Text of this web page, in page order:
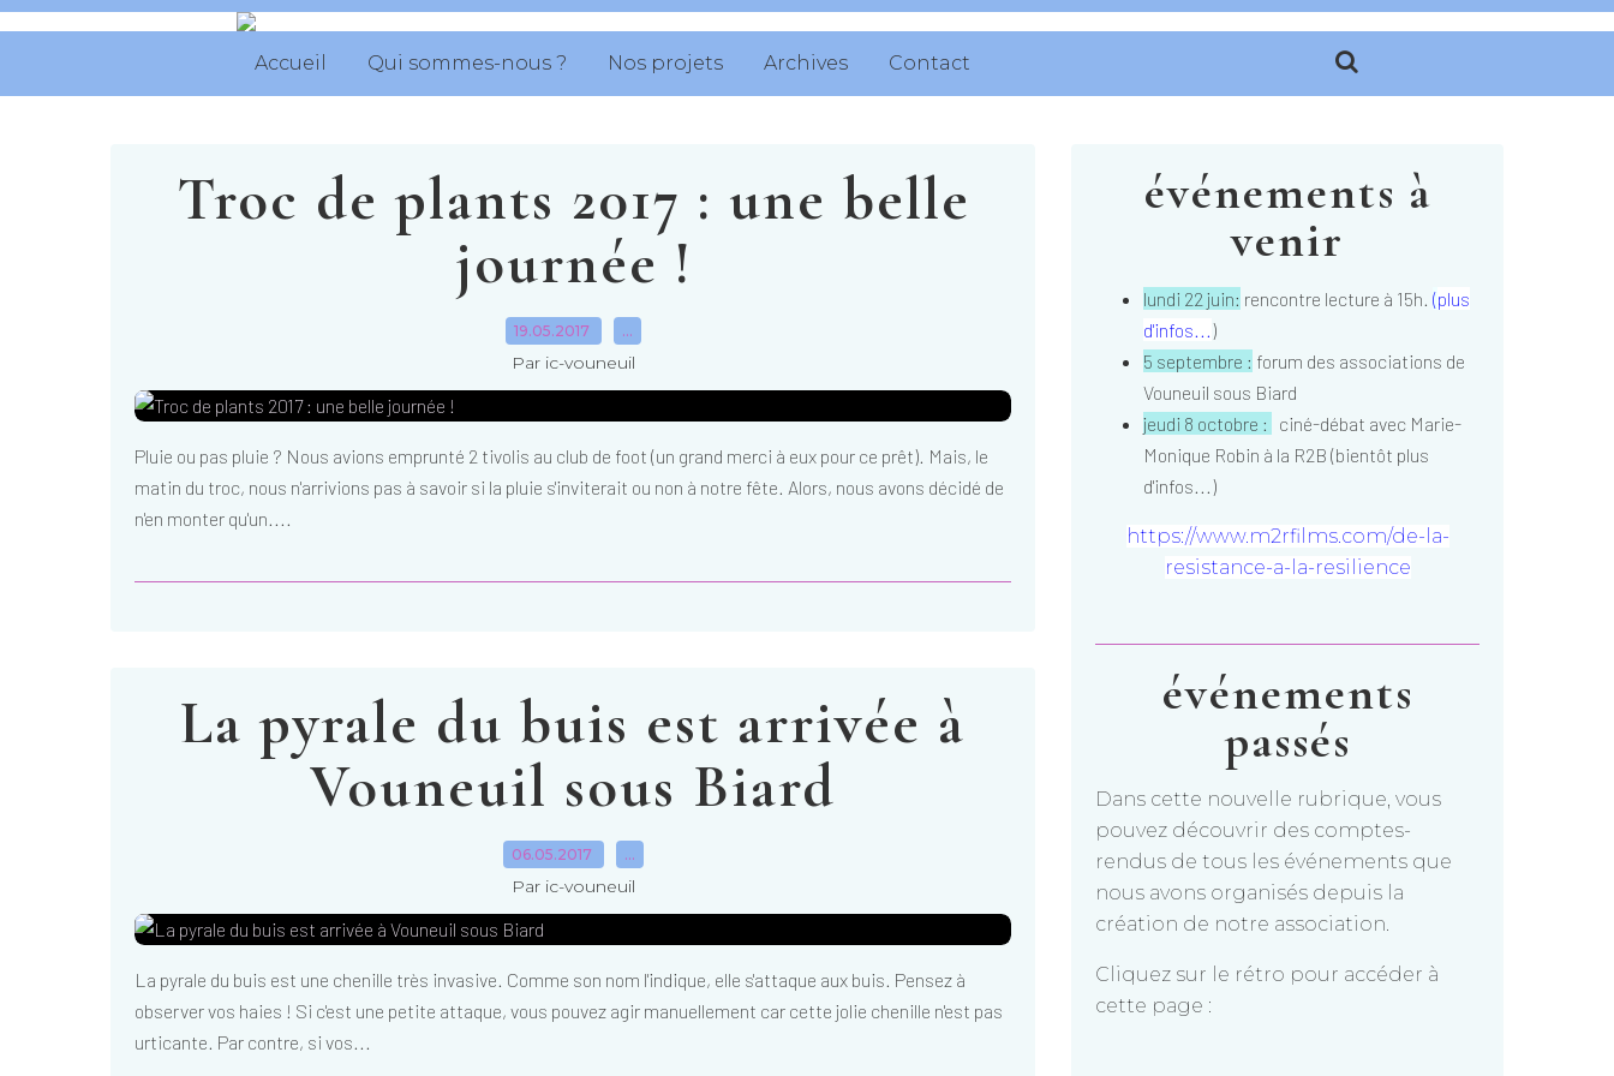
Accueil Qui sommes-nous ? Nos projets Archives Contact
Troc de plants 2017 : une belle
journée !
19.05.2017 …
Par ic-vouneuil
Pluie ou pas pluie ? Nous avions emprunté 2 tivolis au club de foot (un grand merci à eux pour ce prêt). Mais, le
matin du troc, nous n'arrivions pas à savoir si la pluie s'inviterait ou non à notre fête. Alors, nous avons décidé de
n'en monter qu'un....
La pyrale du buis est arrivée à
Vouneuil sous Biard
06.05.2017 …
Par ic-vouneuil
La pyrale du buis est une chenille très invasive. Comme son nom l'indique, elle s'attaque aux buis. Pensez à
observer vos haies ! Si c'est une petite attaque, vous pouvez agir manuellement car cette jolie chenille n'est pas
urticante. Par contre, si vos...
événements à
venir
lundi 22 juin: rencontre lecture à 15h. (plus
d'infos...)
5 septembre : forum des associations de
Vouneuil sous Biard
jeudi 8 octobre :
ciné-débat avec Marie-
Monique Robin à la R2B (bientôt plus
d'infos...)
https://www.m2rfilms.com/de-la-
resistance-a-la-resilience
événements
passés
Dans cette nouvelle rubrique, vous
pouvez découvrir des comptes-
rendus de tous les événements que
nous avons organisés depuis la
création de notre association.
Cliquez sur le rétro pour accéder à
cette page :